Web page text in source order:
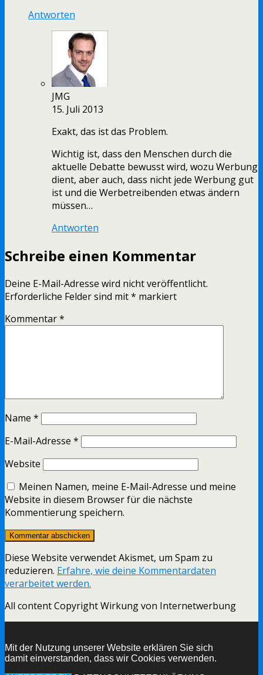
Antworten
JMG
15. Juli 2013
Exakt, das ist das Problem.
Wichtig ist, dass den Menschen durch die
aktuelle Debatte bewusst wird, wozu Werbung
dient, aber auch, dass nicht jede Werbung gut
ist und die Werbetreibenden etwas ändern
müssen…
Antworten
Schreibe einen Kommentar
Deine E-Mail-Adresse wird nicht veröffentlicht.
Erforderliche Felder sind mit* markiert
Kommentar*
Name *
E-Mail-Adresse *
Website
Meinen Namen, meine E-Mail-Adresse und meine
Website in diesem Browser für die nächste
Kommentierung speichern.
Diese Website verwendet Akismet, um Spam zu
reduzieren. Erfahre, wie deine Kommentardaten
verarbeitet werden.
All content Copyright Wirkung von Internetwerbung
Mit der Nutzung unserer Website erklären Sie sich
damit einverstanden, dass wir Cookies verwenden.